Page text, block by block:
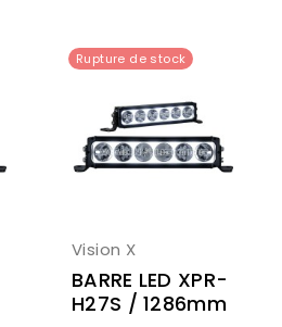
Rupture de stock
Vision X
BARRE LED XPR-
H27S / 1286mm